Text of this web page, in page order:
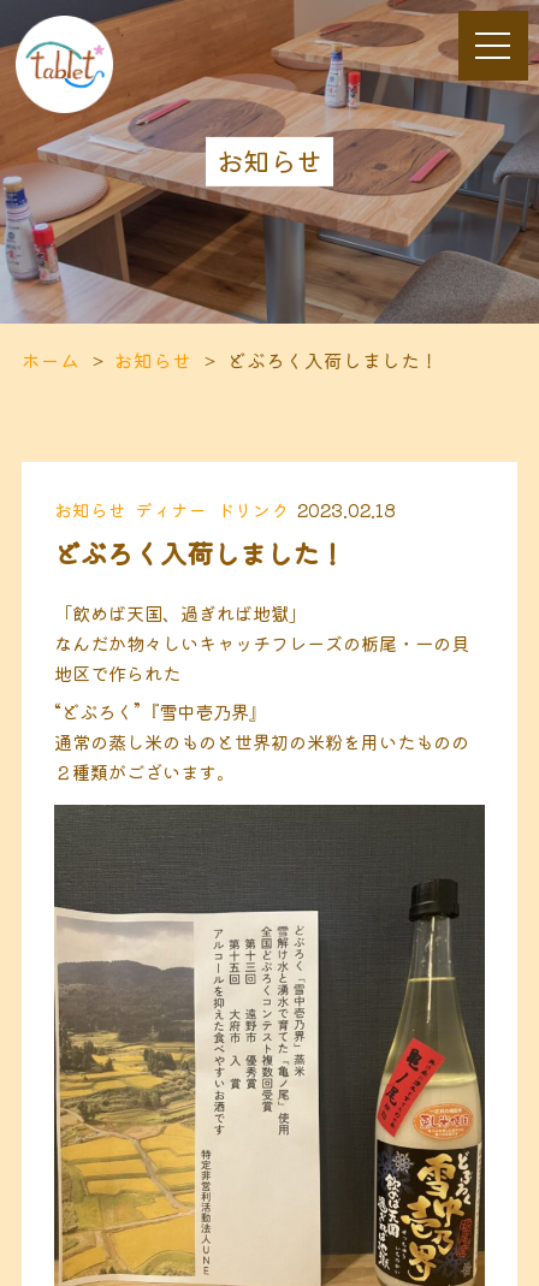
お知らせ
ホーム お知らせ どぶろく入荷しました！
お知らせ ディナー ドリンク 2023.02.18
どぶろく入荷しました！
「飲めば天国、過ぎれば地獄」
なんだか物々しいキャッチフレーズの栃尾・一の貝
地区で作られた
“どぶろく”『雪中壱乃界』
通常の蒸し米のものと世界初の米粉を用いたものの
２種類がございます。